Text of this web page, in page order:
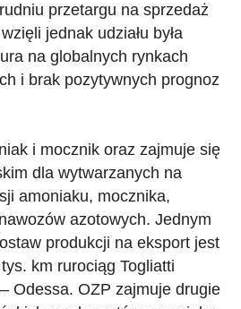
przetargu na sprzedaż
jednak udziału była
na globalnych rynkach
i brak pozytywnych prognoz
i mocznik oraz zajmuje się
dla wytwarzanych na
amoniaku, mocznika,
azotowych. Jednym
produkcji na eksport jest
km rurociąg Togliatti
Odessa. OZP zajmuje drugie